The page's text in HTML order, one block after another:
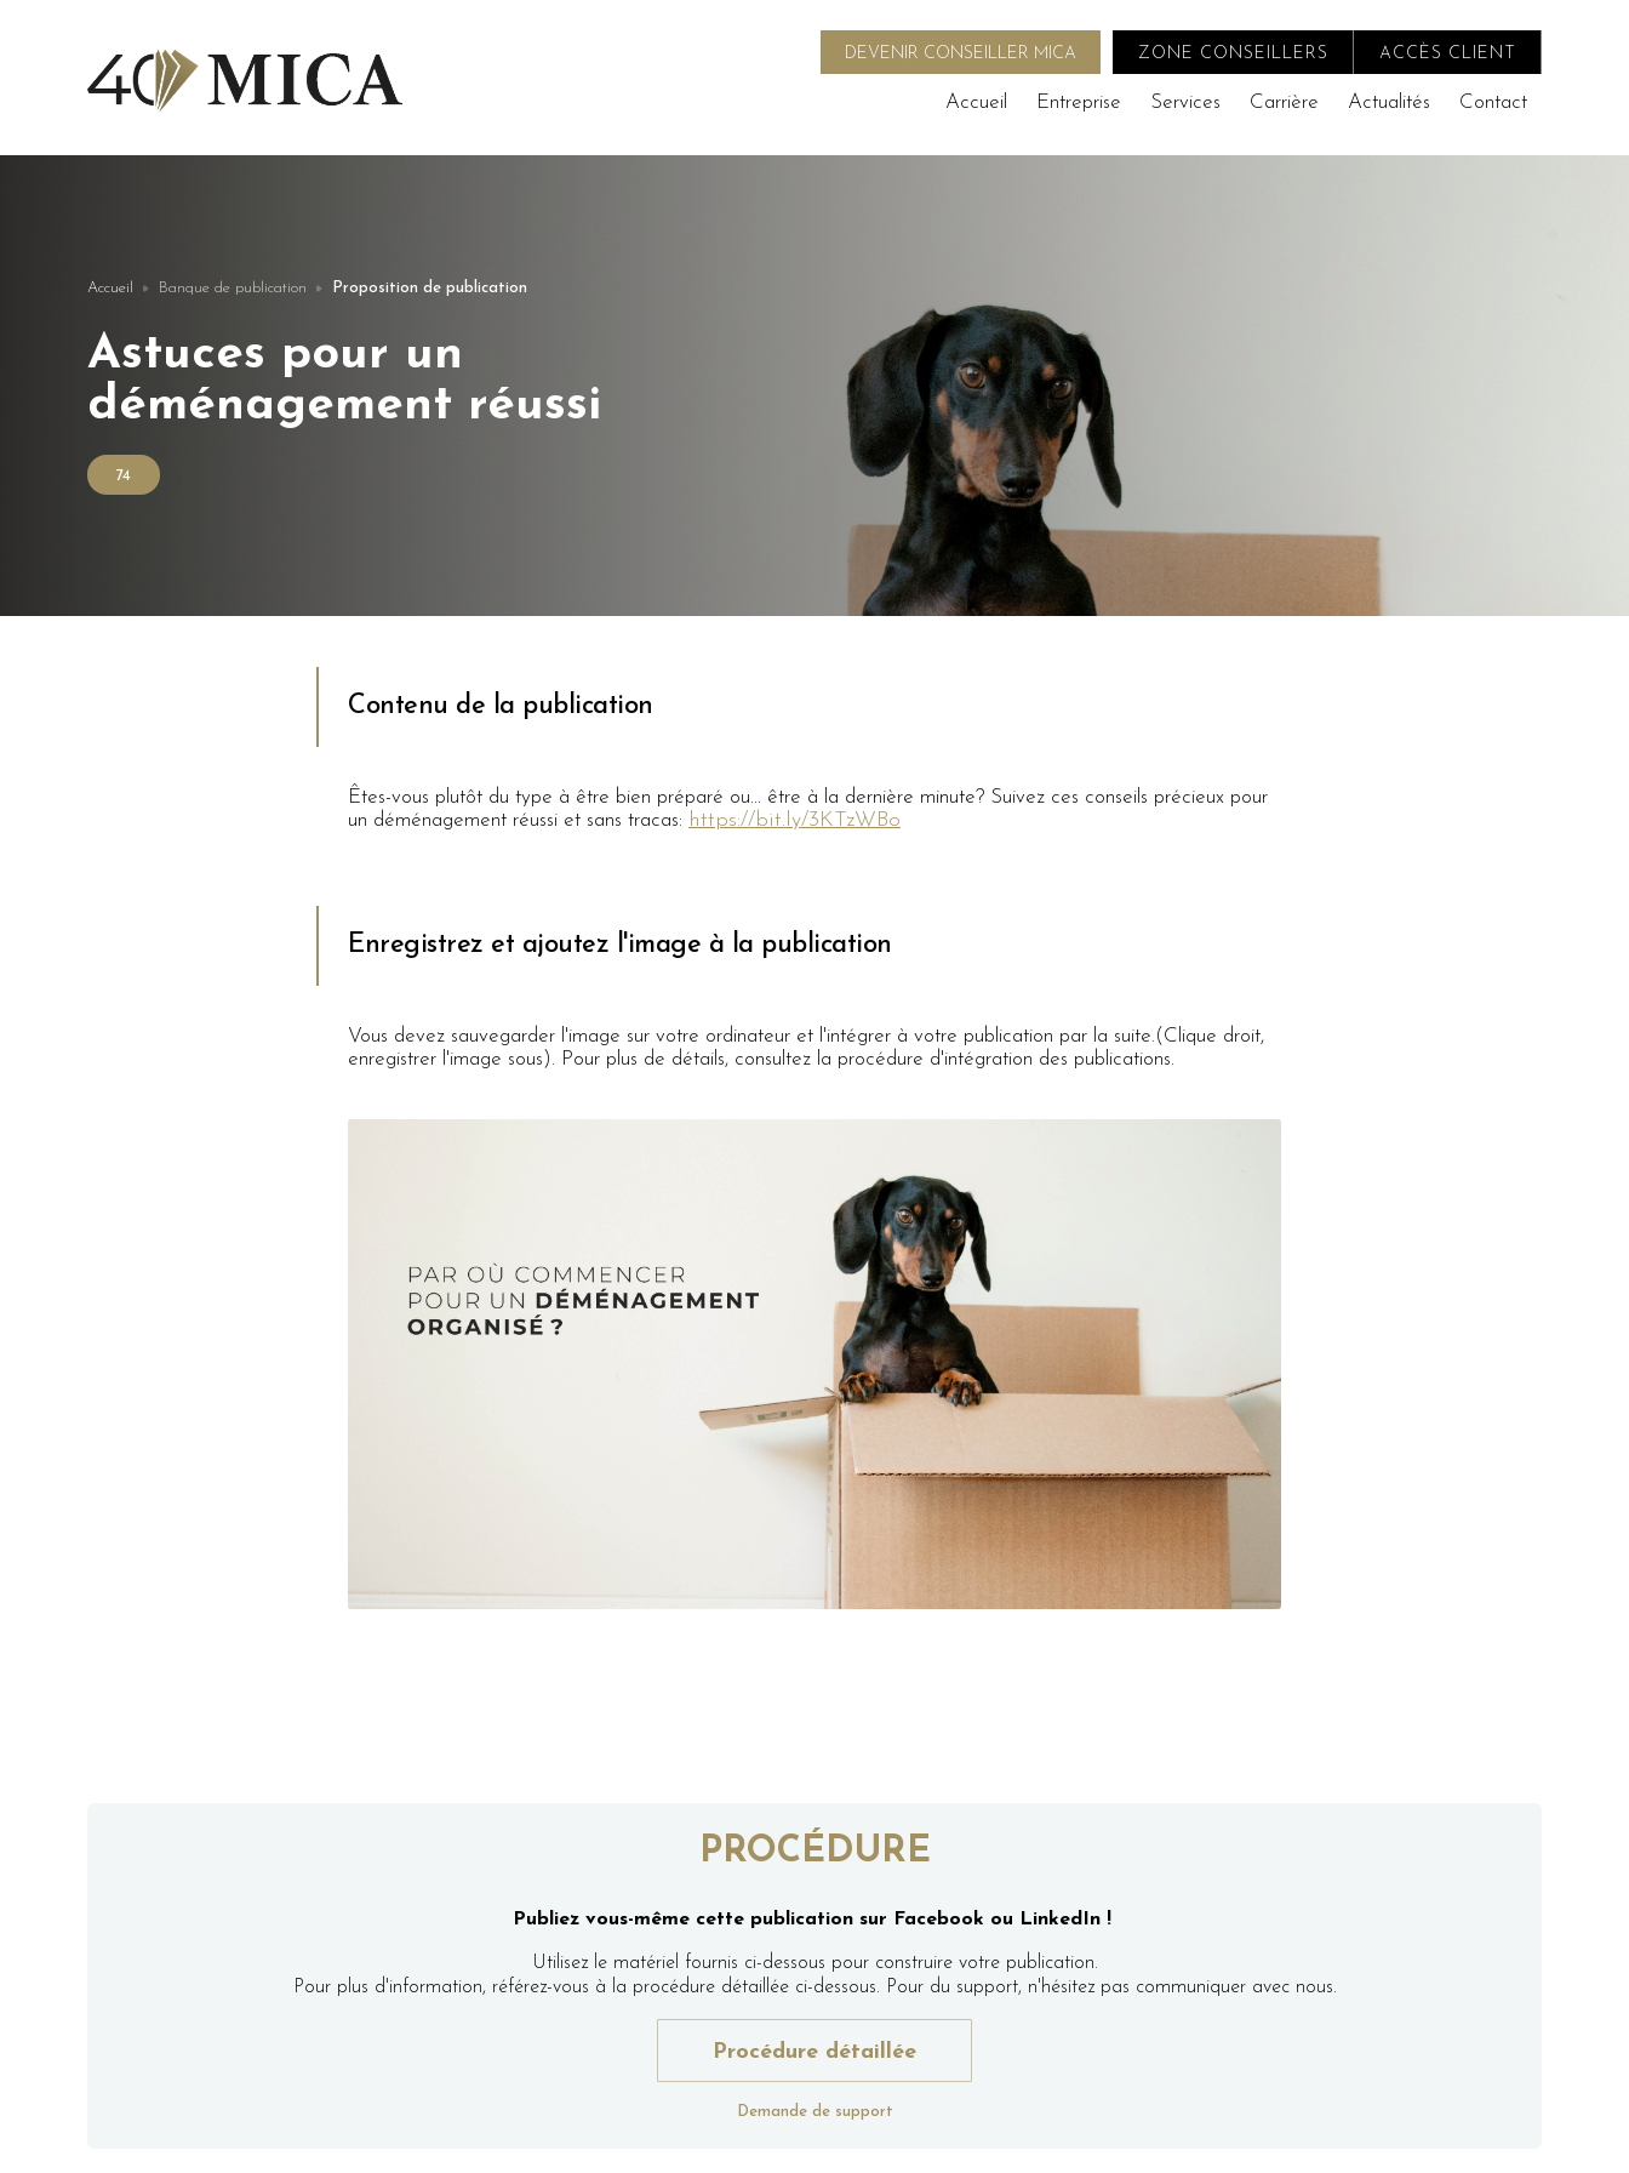
DEVENIR CONSEILLER MICA ZONE CONSEILLERS ACCÈS CLIENT
Accueil Entreprise Services Carrière Actualités Contact
Accueil Banque de publication Proposition de publication
Astuces pour un
déménagement réussi
74
Contenu de la publication
Êtes-vous plutôt du type à être bien préparé ou... être à la dernière minute? Suivez ces conseils précieux pour
un déménagement réussi et sans tracas: https://bit.ly/3KTzWBo
Enregistrez et ajoutez l'image à la publication
Vous devez sauvegarder l'image sur votre ordinateur et l'intégrer à votre publication par la suite.(Clique droit,
enregistrer l'image sous). Pour plus de détails, consultez la procédure d'intégration des publications.
PROCÉDURE
Publiez vous-même cette publication sur Facebook ou LinkedIn !
Utilisez le matériel fournis ci-dessous pour construire votre publication.
Pour plus d'information, référez-vous à la procédure détaillée ci-dessous. Pour du support, n'hésitez pas communiquer avec nous.
Procédure détaillée
Demande de support